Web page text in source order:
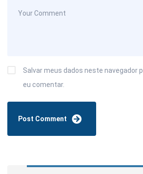
Salvar meus dados neste navegador
eu comentar.